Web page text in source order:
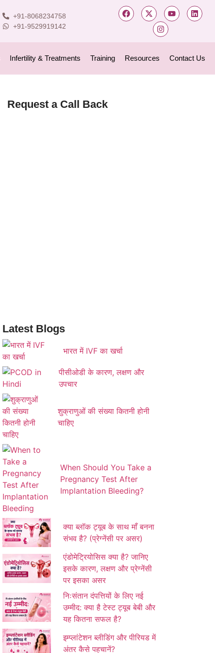
+91-8068234758
+91-9529919142
Infertility & Treatments Training Resources Contact Us
Request a Call Back
Latest Blogs
भारत में IVF का खर्चा
पीसीओडी के कारण, लक्षण और
उपचार
शुक्राणुओं की संख्या कितनी होनी
चाहिए
When Should You Take a
Pregnancy Test After
Implantation Bleeding?
क्या ब्लॉक ट्यूब के साथ माँ बनना
संभव है? (प्रेग्नेंसी पर असर)
एंडोमेट्रियोसिस क्या है? जानिए
इसके कारण, लक्षण और प्रेग्नेंसी
पर इसका असर
निःसंतान दंपत्तियों के लिए नई
उम्मीद: क्या है टेस्ट ट्यूब बेबी और
यह कितना सफल है?
इम्प्लांटेशन ब्लीडिंग और पीरियड में
अंतर कैसे पहचानें?